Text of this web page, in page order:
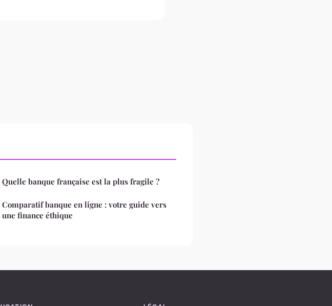
Quelle banque française est la plus fragile ?
Comparatif banque en ligne : votre guide vers
une finance éthique